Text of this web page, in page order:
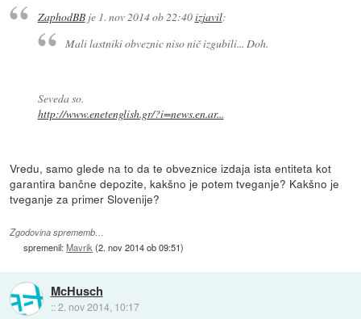
ZaphodBBje 1. nov 2014 ob 22:40izjavil:
Mali lastniki obveznic niso nič izgubili... Doh.
Seveda so.
http://www.enetenglish.gr/?i=news.en.ar...
Vredu, samo glede na to da te obveznice izdaja ista entiteta kot
garantira bančne depozite, kakšno je potem tveganje? Kakšno je
tveganje za primer Slovenije?
Zgodovina sprememb…
spremenil:Mavrik (2. nov 2014 ob 09:51)
McHusch
::2. nov 2014, 10:17